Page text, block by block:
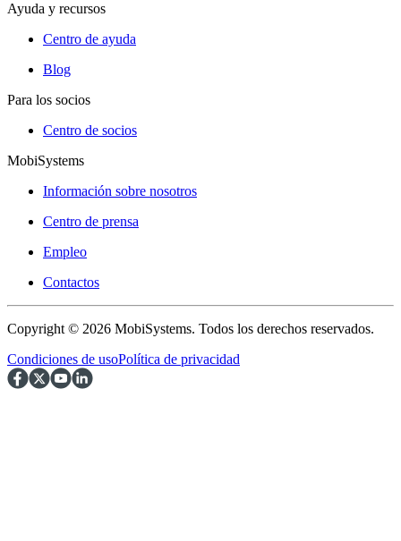
Ayuda y recursos
Centro de ayuda
Blog
Para los socios
Centro de socios
MobiSystems
Información sobre nosotros
Centro de prensa
Empleo
Contactos
Copyright © 2026 MobiSystems. Todos los derechos reservados.
Condiciones de usoPolítica de privacidad